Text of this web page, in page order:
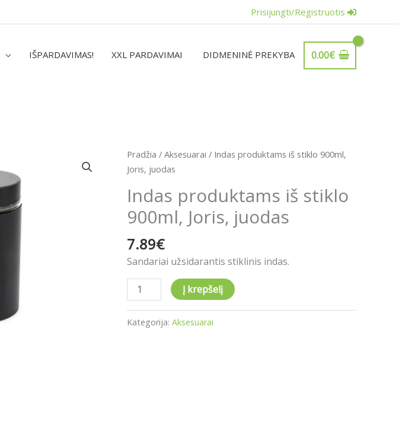
Prisijungti/Registruotis
IŠPARDAVIMAS! XXL PARDAVIMAI DIDMENINĖ PREKYBA 0.00€
Pradžia /Aksesuarai / Indas produktams iš stiklo 900ml,
Joris, juodas
Indas produktams iš stiklo
900ml, Joris, juodas
7.89€
Sandariai užsidarantis stiklinis indas.
produkto
kiekis:
produktams
iš
stiklo
900ml,
Joris,
Į krepšelį
Kategorija:Aksesuarai